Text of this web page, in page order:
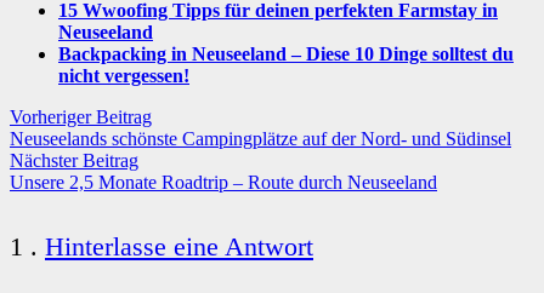
15 Wwoofing Tipps für deinen perfekten Farmstay in
Neuseeland
Backpacking in Neuseeland – Diese 10 Dinge solltest du
nicht vergessen!
Vorheriger Beitrag
Neuseelands schönste Campingplätze auf der Nord- und Südinsel
Nächster Beitrag
Unsere 2,5 Monate Roadtrip – Route durch Neuseeland
1 Kommentar
. Hinterlasse eine Antwort